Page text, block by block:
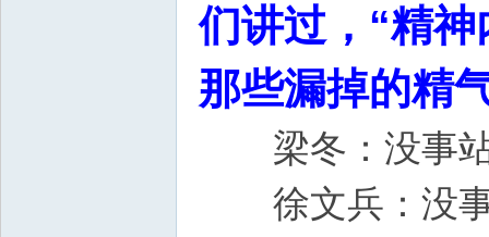
们讲过，“精
那些漏掉的精
梁冬：没事
徐文兵：没事